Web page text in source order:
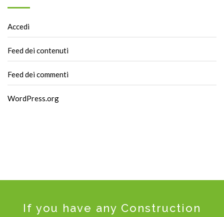
Accedi
Feed dei contenuti
Feed dei commenti
WordPress.org
If you have any Construction